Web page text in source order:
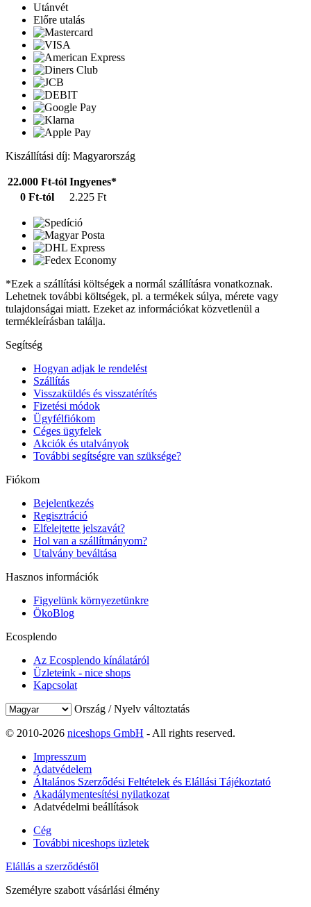
Utánvét
Előre utalás
Kiszállítási díj: Magyarország
22.000 Ft-tól Ingyenes*
0 Ft-tól
2.225 Ft
*Ezek a szállítási költségek a normál szállításra vonatkoznak.
Lehetnek további költségek, pl. a termékek súlya, mérete vagy
tulajdonságai miatt. Ezeket az információkat közvetlenül a
termékleírásban találja.
Segítség
Hogyan adjak le rendelést
Szállítás
Visszaküldés és visszatérítés
Fizetési módok
Ügyfélfiókom
Céges ügyfelek
Akciók és utalványok
További segítségre van szüksége?
Fiókom
Bejelentkezés
Regisztráció
Elfelejtette jelszavát?
Hol van a szállítmányom?
Utalvány beváltása
Hasznos információk
Figyelünk környezetünkre
ÖkoBlog
Ecosplendo
Az Ecosplendo kínálatáról
Üzleteink - nice shops
Kapcsolat
Ország / Nyelv változtatás
© 2010-2026 niceshops GmbH - All rights reserved.
Impresszum
Adatvédelem
Általános Szerződési Feltételek és Elállási Tájékoztató
Akadálymentesítési nyilatkozat
Adatvédelmi beállítások
Cég
További niceshops üzletek
Elállás a szerződéstől
Személyre szabott vásárlási élmény